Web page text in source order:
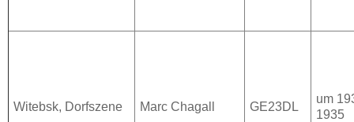
Witebsk, Dorfszene Marc Chagall GE23DL
um
1935